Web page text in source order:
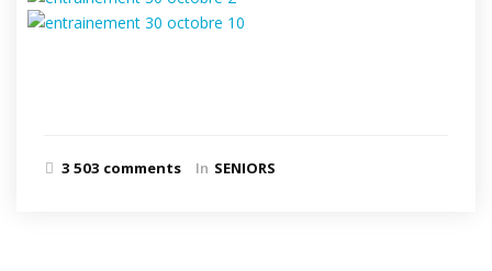
3 503 comments In SENIORS